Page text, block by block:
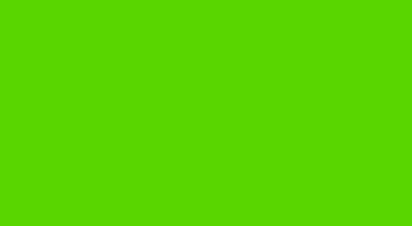
ッカーの事書いています。